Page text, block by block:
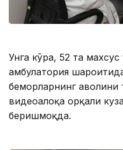
Унга кўра, 52 та
амбулатория
беморларнинг
видеоалоқа орқали
беришмоқда.